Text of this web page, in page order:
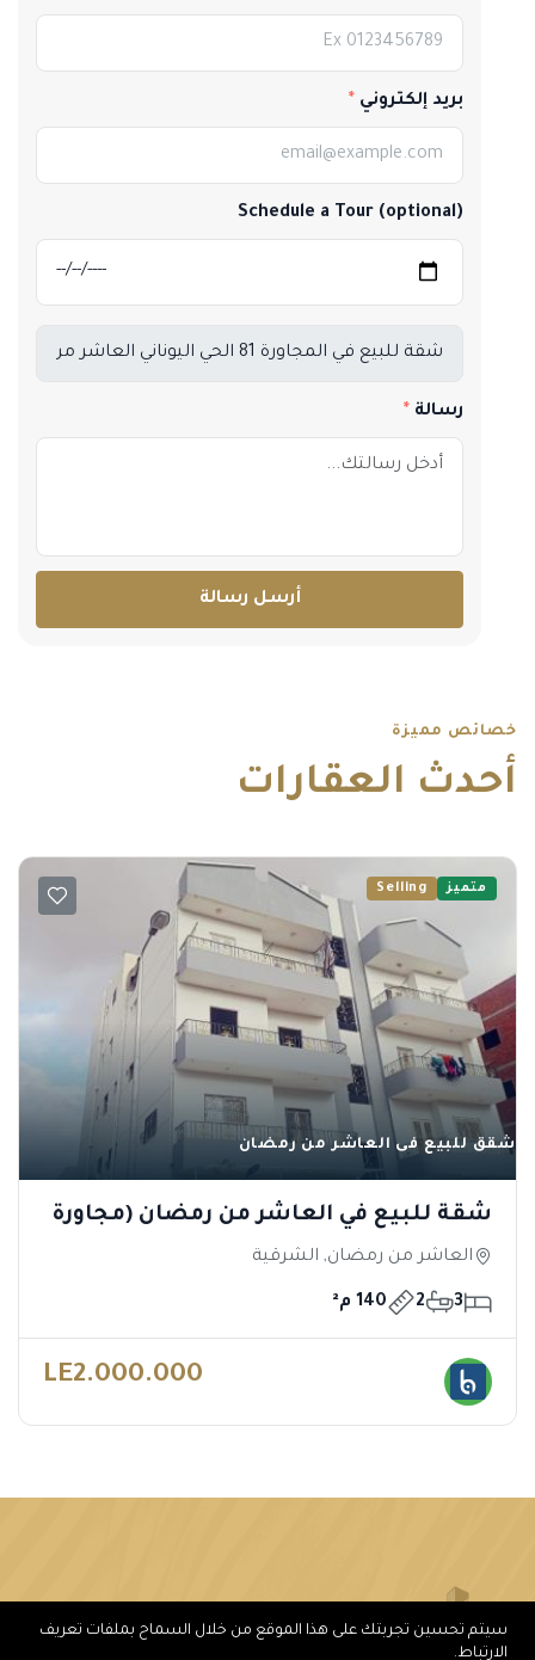
بريد إلكتروني
Schedule a Tour (optional)
رسالة
أرسل رسالة
خصائص مميزة
أحدث العقارات
متميز Selling
شقق للبيع فى العاشر من رمضان
شقة للبيع في العاشر من رمضان (مجاورة
68)العاشر من رمضان, الشرقية
3
2 140 م²
LE2.000.000
سيتم تحسين تجربتك على هذا الموقع من خلال السماح بملفات تعريف
الارتباط.